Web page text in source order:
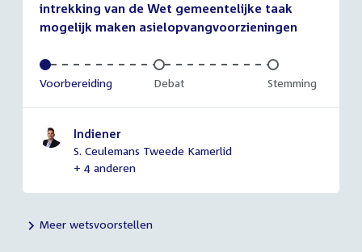
intrekking van de Wet gemeentelijke taak
mogelijk maken asielopvangvoorzieningen
Voltooid:
Voorbereiding Onvoltooid:
Debat Onvoltooid:
Stemming
Indiener
S. Ceulemans Tweede Kamerlid
+ 4 anderen
Meer wetsvoorstellen